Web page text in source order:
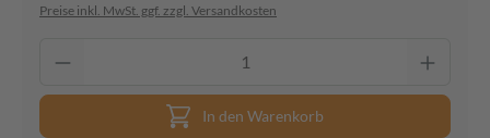
Preise inkl. MwSt. ggf. zzgl. Versandkosten
In den Warenkorb